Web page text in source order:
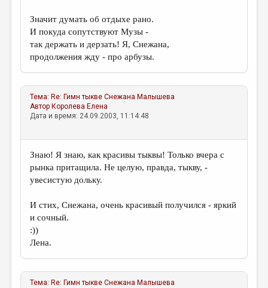
Значит думать об отдыхе рано.
И покуда сопутствуют Музы -
так держать и дерзать! Я, Снежана,
продолжения жду - про арбузы.
Тема: Re: Гимн тыкве Снежана Малышева
Автор Королева Елена
Дата и время: 24.09.2003, 11:14:48
Знаю! Я знаю, как красивы тыквы! Только вчера с
рынка притащила. Не целую, правда, тыкву, -
увесистую дольку.
И стих, Снежана, очень красивый получился - яркий
и сочный.
:))
Лена.
Тема: Re: Гимн тыкве Снежана Малышева